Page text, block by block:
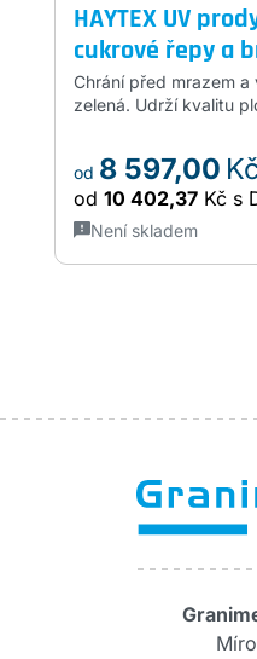
HAYTEX UV
cukrové řepy a
Chrání před mrazem
zelená. Udrží kvalitu
25m.
Není skladem
od 8 597,00 Kč
od 10 402,37 Kč s